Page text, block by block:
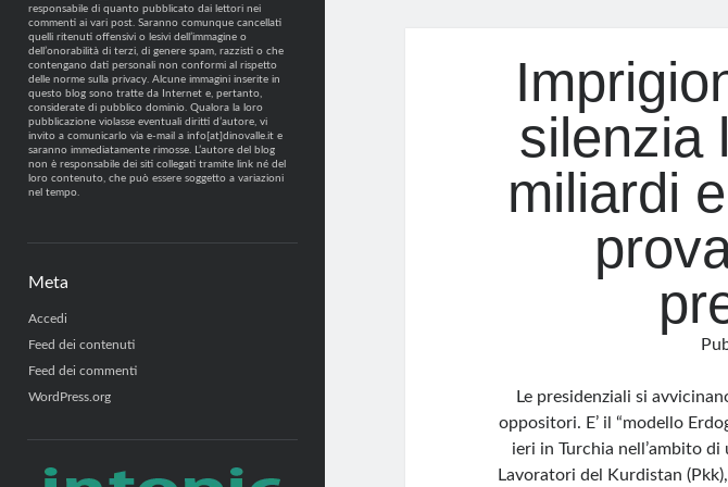
responsabile di quanto pubblicato dai lettori nei
commenti ai vari post. Saranno comunque cancellati
quelli ritenuti offensivi o lesivi dell’immagine o
dell’onorabilità di terzi, di genere spam, razzisti o che
contengano dati personali non conformi al rispetto
delle norme sulla privacy. Alcune immagini inserite in
questo blog sono tratte da Internet e, pertanto,
considerate di pubblico dominio. Qualora la loro
pubblicazione violasse eventuali diritti d’autore, vi
invito a comunicarlo via e-mail a info[at]dinovalle.it e
saranno immediatamente rimosse. L’autore del blog
non è responsabile dei siti collegati tramite link né del
loro contenuto, che può essere soggetto a variazioni
nel tempo.
Meta
Accedi
Feed dei contenuti
Feed dei commenti
WordPress.org
silenzia
miliardi
Le presidenziali si
oppositori. E’ il “modello
ieri in Turchia nell’ambito
Lavoratori del Kurdistan